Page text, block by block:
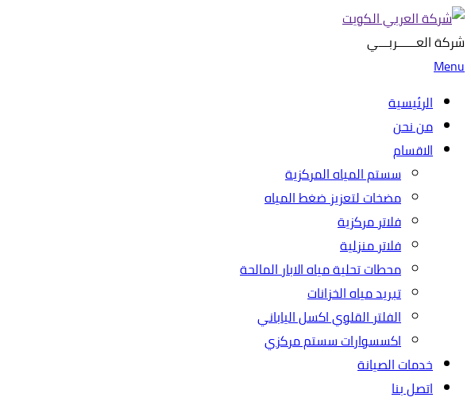
شركة العــــــربـــي
Menu
الرئيسية
من نحن
الاقسام
سستم المياه المركزية
مضخات لتعزيز ضغط المياه
فلاتر مركزية
فلاتر منزلية
محطات تحلية مياه الابار المالحة
تبريد مياه الخزانات
الفلتر القلوي اكسل الياباني
اكسسوارات سستم مركزي
خدمات الصيانة
اتصل بنا